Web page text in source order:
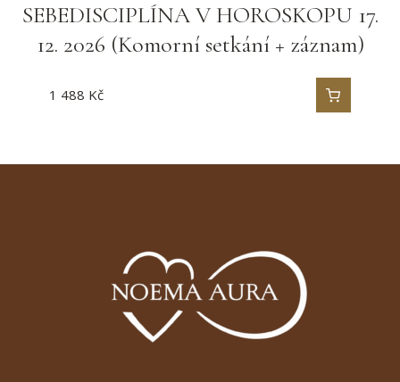
SEBEDISCIPLÍNA V HOROSKOPU 17.
12. 2026 (Komorní setkání + záznam)
1 488 Kč